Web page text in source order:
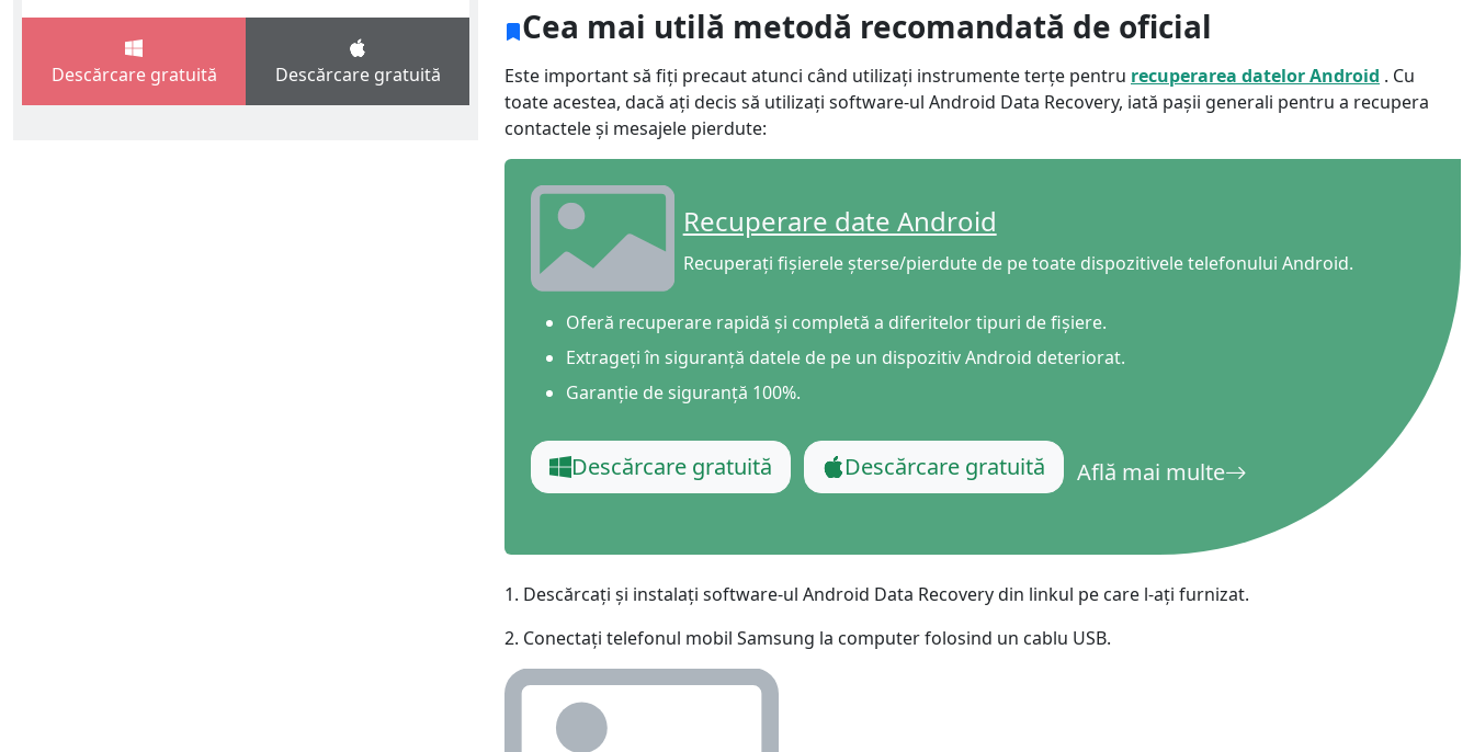
Descărcare gratuită Descărcare gratuită
Cea mai utilă metodă recomandată de oficial
Este important să fiți precaut atunci când utilizați instrumente terțe pentru recuperarea datelor Android . Cu
toate acestea, dacă ați decis să utilizați software-ul Android Data Recovery, iată pașii generali pentru a recupera
contactele și mesajele pierdute:
Recuperare date Android
Recuperați fișierele șterse/pierdute de pe toate dispozitivele telefonului Android.
Oferă recuperare rapidă și completă a diferitelor tipuri de fișiere.
Extrageți în siguranță datele de pe un dispozitiv Android deteriorat.
Garanție de siguranță 100%.
Descărcare gratuită Descărcare gratuită Află mai multe
1. Descărcați și instalați software-ul Android Data Recovery din linkul pe care l-ați furnizat.
2. Conectați telefonul mobil Samsung la computer folosind un cablu USB.
Comutator limbă
Nederlands
Português
Suomalainen
Svenska
Ελληνικά Türk
русский
தமிழ் Bahasa Melayu
ไทย
Română Polskie
қазақ
繁體中文